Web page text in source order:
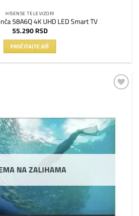
HISENSE TELEVIZORI
58A6Q 4K UHD LED Smart TV
55.290 RSD
PROČITAJTE JOŠ
želja
NA ZALIHAMA